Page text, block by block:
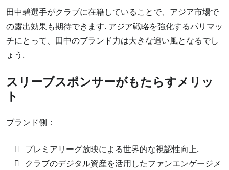
田中碧選手がクラブに在籍していることで、アジア市場で
の露出効果も期待できます. アジア戦略を強化するパリマッ
チにとって、田中のブランド力は大きな追い風となるでし
ょう.
スリーブスポンサーがもたらすメリッ
ト
ブランド側：
プレミアリーグ放映による世界的な視認性向上.
クラブのデジタル資産を活用したファンエンゲージメ